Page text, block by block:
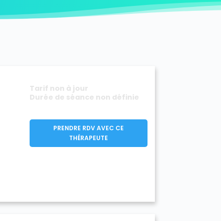
91080
91830
Le Plessis-Pâté 91220
91630
Leuville-sur-Orge 91310
91540
Méréville 91660
Monnerville 91930
Morsang-sur-Seine 91250
Ormoy-la-Rivière 91150
Montcouronne 91530
Tarif non à jour
Durée de séance non définie
PRENDRE RDV AVEC CE
THÉRAPEUTE